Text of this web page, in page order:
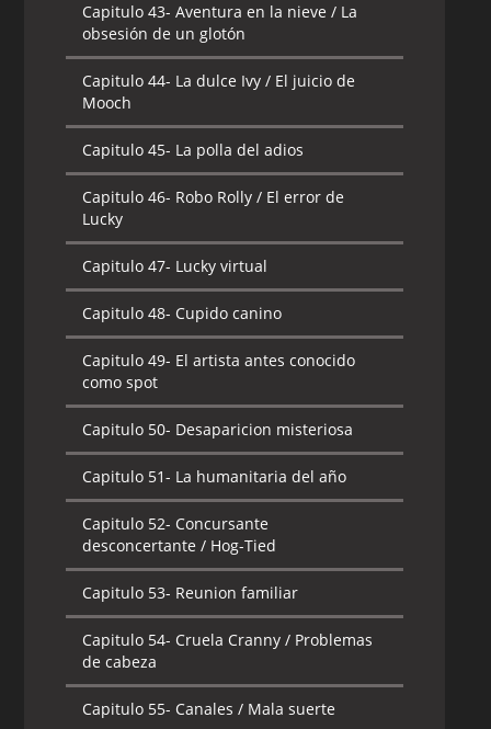
Capitulo 43- Aventura en la nieve / La
obsesión de un glotón
Capitulo 44- La dulce Ivy / El juicio de
Mooch
Capitulo 45- La polla del adios
Capitulo 46- Robo Rolly / El error de
Lucky
Capitulo 47- Lucky virtual
Capitulo 48- Cupido canino
Capitulo 49- El artista antes conocido
como spot
Capitulo 50- Desaparicion misteriosa
Capitulo 51- La humanitaria del año
Capitulo 52- Concursante
desconcertante / Hog-Tied
Capitulo 53- Reunion familiar
Capitulo 54- Cruela Cranny / Problemas
de cabeza
Capitulo 55- Canales / Mala suerte